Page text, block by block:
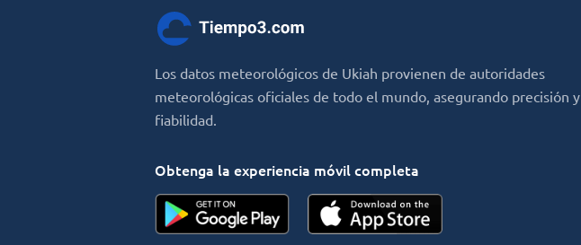
Los datos meteorológicos de Ukiah provienen de autoridades
meteorológicas oficiales de todo el mundo, asegurando precisión y
fiabilidad.
Obtenga la experiencia móvil completa